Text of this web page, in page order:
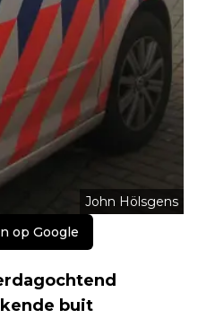
John Hölsgens
op Google
buit